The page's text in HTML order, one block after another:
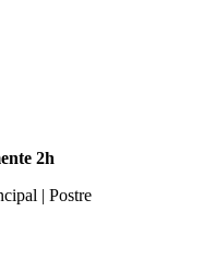
2h
| Postre